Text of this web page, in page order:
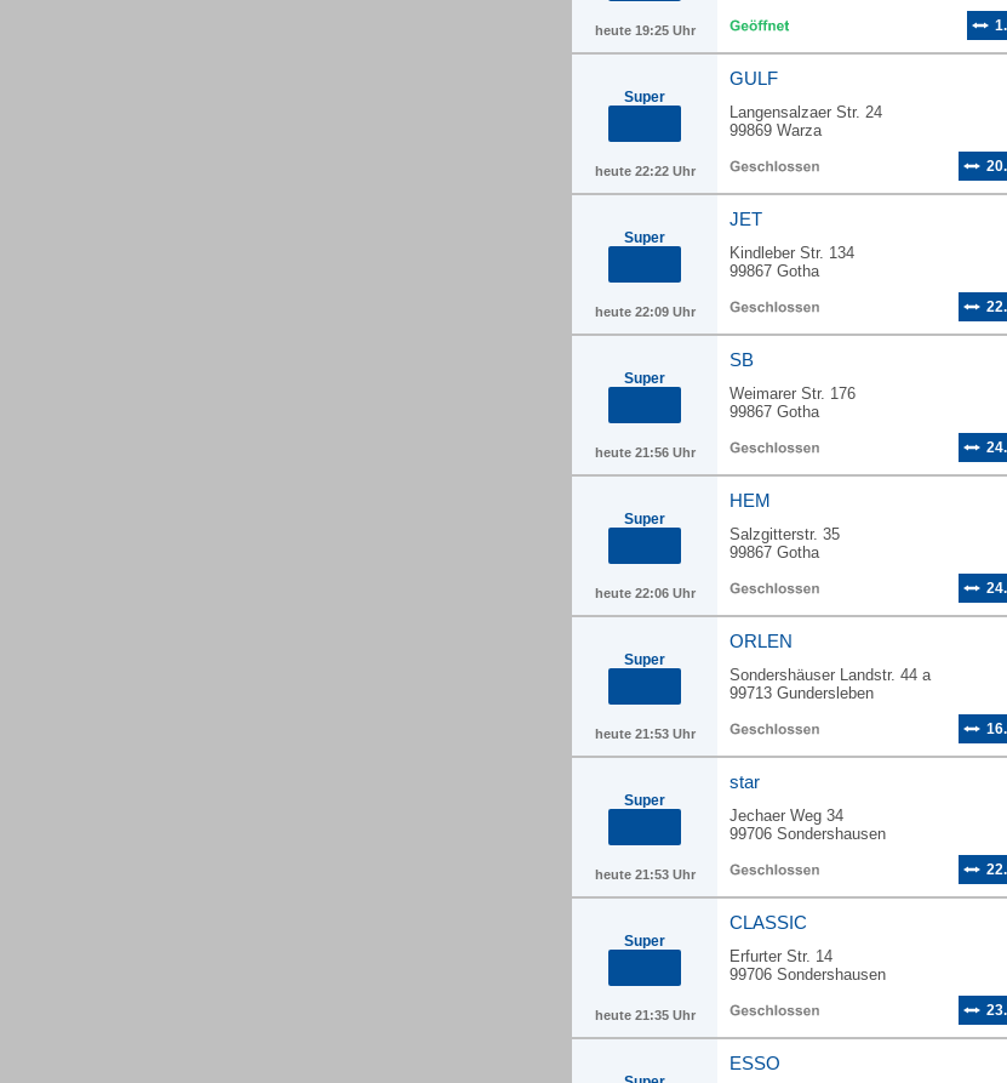
heute 19:25 Uhr
Super
heute 22:22 Uhr
GULF
Langensalzaer Str. 24
99869 Warza
Super
heute 22:09 Uhr
JET
Kindleber Str. 134
99867 Gotha
Super
heute 21:56 Uhr
SB
Weimarer Str. 176
99867 Gotha
Super
heute 22:06 Uhr
HEM
Salzgitterstr. 35
99867 Gotha
Super
heute 21:53 Uhr
ORLEN
Sondershäuser Landstr. 44 a
99713 Gundersleben
Super
heute 21:53 Uhr
star
Jechaer Weg 34
99706 Sondershausen
Super
heute 21:35 Uhr
CLASSIC
Erfurter Str. 14
99706 Sondershausen
ESSO